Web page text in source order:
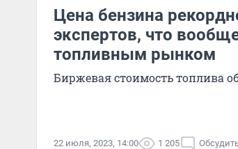
Цена бензина
экспертов, что
топливным рынком
Биржевая стоимость топлива
22 июля, 2023, 14:00 1 205